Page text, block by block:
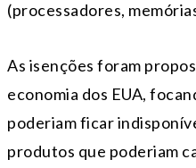
(processadores,
As isenções foram
economia dos EUA,
poderiam ficar
produtos que poderiam